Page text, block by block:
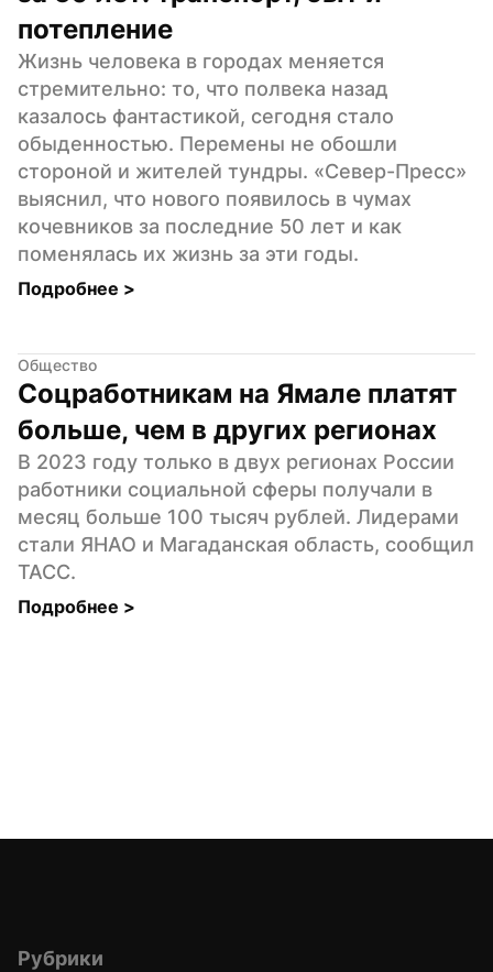
потепление
Жизнь человека в городах меняется
стремительно: то, что полвека назад
казалось фантастикой, сегодня стало
обыденностью. Перемены не обошли
стороной и жителей тундры. «Север-Пресс»
выяснил, что нового появилось в чумах
кочевников за последние 50 лет и как
поменялась их жизнь за эти годы.
Подробнее >
Общество
Соцработникам на Ямале платят
больше, чем в других регионах
В 2023 году только в двух регионах России
работники социальной сферы получали в
месяц больше 100 тысяч рублей. Лидерами
стали ЯНАО и Магаданская область, сообщил
ТАСС.
Подробнее >
Рубрики